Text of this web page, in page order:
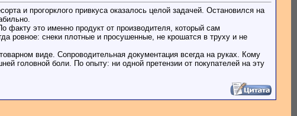
и прогорклого привкуса оказалось целой задачей. Остановился на
это именно продукт от производителя, который сам
ровное: снеки плотные и просушенные, не крошатся в труху и не
виде. Сопроводительная документация всегда на руках. Кому
головной боли. По опыту: ни одной претензии от покупателей на эту